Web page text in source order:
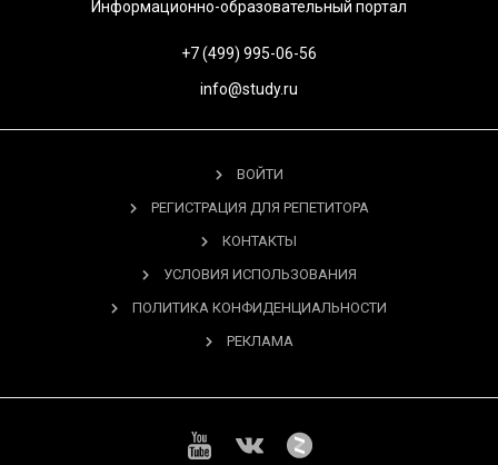
Информационно-образовательный портал
+7 (499) 995-06-56
info@study.ru
ВОЙТИ
РЕГИСТРАЦИЯ ДЛЯ РЕПЕТИТОРА
КОНТАКТЫ
УСЛОВИЯ ИСПОЛЬЗОВАНИЯ
ПОЛИТИКА КОНФИДЕНЦИАЛЬНОСТИ
РЕКЛАМА